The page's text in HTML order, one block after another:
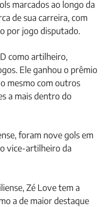
marcados ao longo da
de sua carreira, com
por jogo disputado.
como artilheiro,
Ele ganhou o prêmio
mesmo com outros
a mais dentro do
foram nove gols em
vice-artilheiro da
Zé Love tem a
a de maior destaque